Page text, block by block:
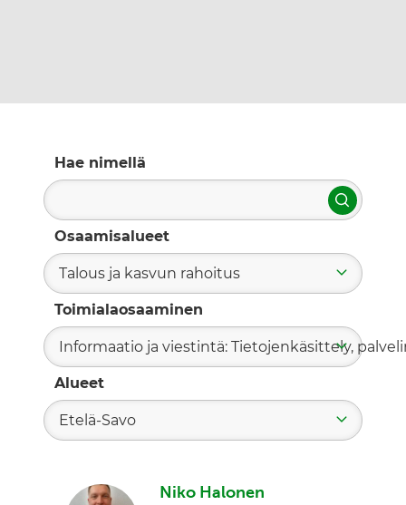
Hae nimellä
Hae
Osaamisalueet
Talous ja kasvun rahoitus
Toimialaosaaminen
Informaatio ja viestintä: Tietojenkäsittely,
Alueet
Etelä-Savo
Niko Halonen